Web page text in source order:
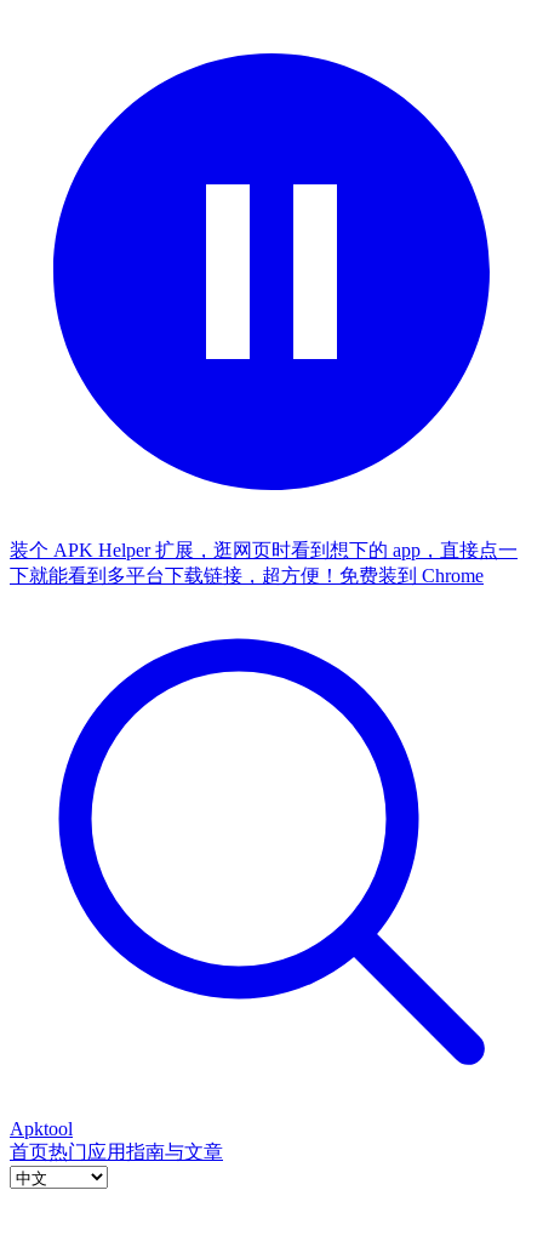
装个 APK Helper 扩展，逛网页时看到想下的 app，直接点一
下就能看到多平台下载链接，超方便！ 免费装到 Chrome
Apktool
首页热门应用指南与文章